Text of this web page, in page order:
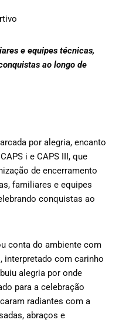
e equipes técnicas,
ao longo de
por alegria, encanto
i e CAPS III, que
de encerramento
familiares e equipes
conquistas ao
conta do ambiente com
interpretado com carinho
alegria por onde
para a celebração
radiantes com a
abraços e